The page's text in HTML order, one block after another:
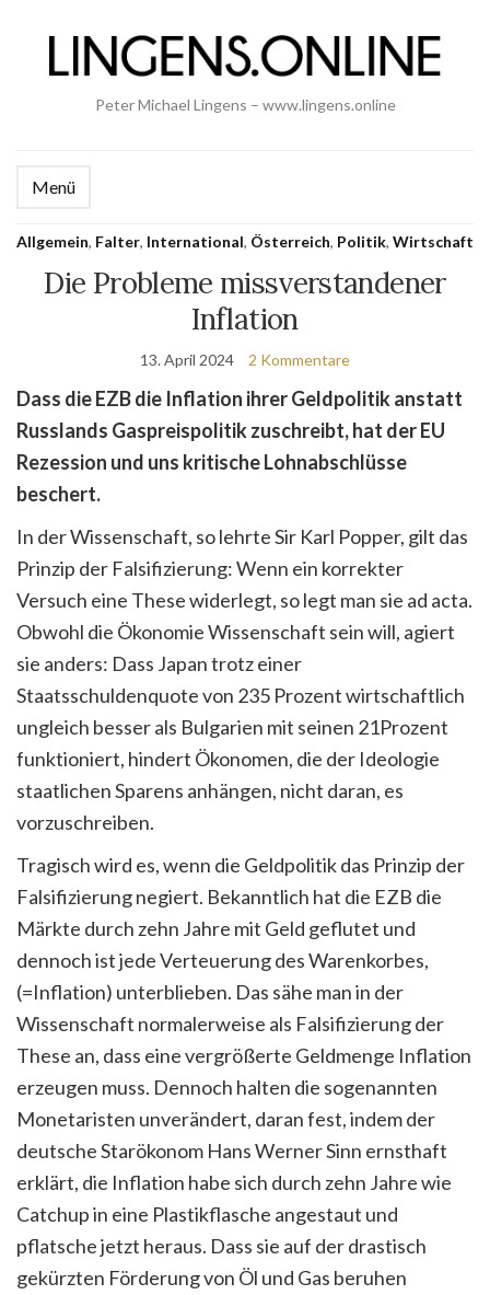
Peter Michael Lingens – www.lingens.online
Menü
Allgemein, Falter, International, Österreich, Politik, Wirtschaft
Die Probleme missverstandener
Inflation
13. April 2024 2 Kommentare
Dass die EZB die Inflation ihrer Geldpolitik anstatt
Russlands Gaspreispolitik zuschreibt, hat der EU
Rezession und uns kritische Lohnabschlüsse
beschert.
In der Wissenschaft, so lehrte Sir Karl Popper, gilt das
Prinzip der Falsifizierung: Wenn ein korrekter
Versuch eine These widerlegt, so legt man sie ad acta.
Obwohl die Ökonomie Wissenschaft sein will, agiert
sie anders: Dass Japan trotz einer
Staatsschuldenquote von 235 Prozent wirtschaftlich
ungleich besser als Bulgarien mit seinen 21Prozent
funktioniert, hindert Ökonomen, die der Ideologie
staatlichen Sparens anhängen, nicht daran, es
vorzuschreiben.
Tragisch wird es, wenn die Geldpolitik das Prinzip der
Falsifizierung negiert. Bekanntlich hat die EZB die
Märkte durch zehn Jahre mit Geld geflutet und
dennoch ist jede Verteuerung des Warenkorbes,
(=Inflation) unterblieben. Das sähe man in der
Wissenschaft normalerweise als Falsifizierung der
These an, dass eine vergrößerte Geldmenge Inflation
erzeugen muss. Dennoch halten die sogenannten
Monetaristen unverändert, daran fest, indem der
deutsche Starökonom Hans Werner Sinn ernsthaft
erklärt, die Inflation habe sich durch zehn Jahre wie
Catchup in eine Plastikflasche angestaut und
pflatsche jetzt heraus. Dass sie auf der drastisch
gekürzten Förderung von Öl und Gas beruhen